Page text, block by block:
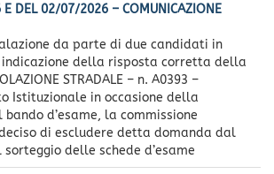
DEL 02/07/2026 – COMUNICAZIONE
da parte di due candidati in
della risposta corretta della
STRADALE – n. A0393 –
Istituzionale in occasione della
d’esame, la commissione
di escludere detta domanda dal
delle schede d’esame